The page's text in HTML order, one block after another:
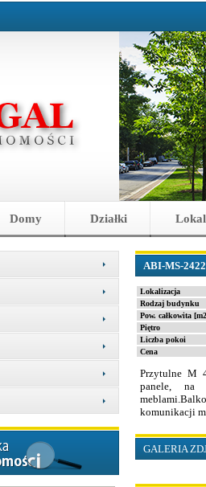
Domy Działki
ABI-MS-2422
Lokalizacja
Rodzaj budynku
Pow. całkowita
Piętro
Liczba pokoi
Cena
Przytulne M
panele, na
komunikacji
GALERIA